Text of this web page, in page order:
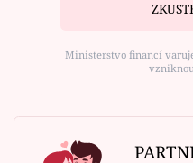
Ministerstvo financí